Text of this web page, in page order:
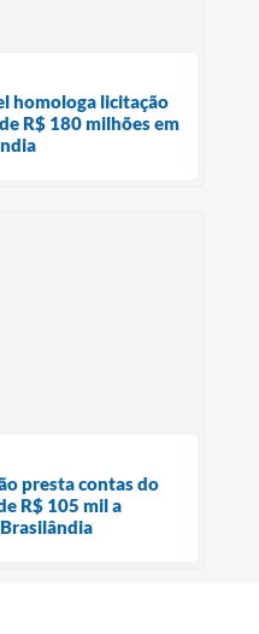
homologa licitação
R$ 180 milhões em
presta contas do
R$ 105 mil a